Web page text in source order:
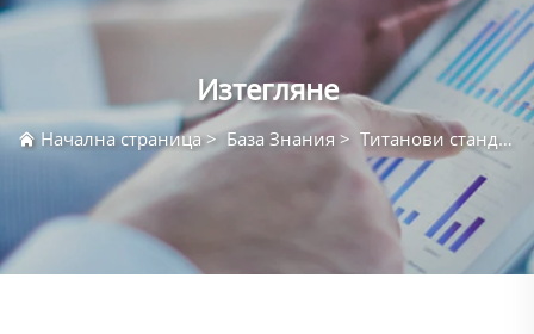
Изтегляне
Начална страница>База Знания > Титанови стандарти